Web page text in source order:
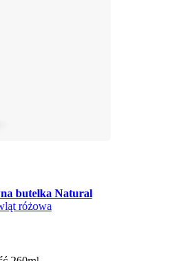
butelka Natural
różowa